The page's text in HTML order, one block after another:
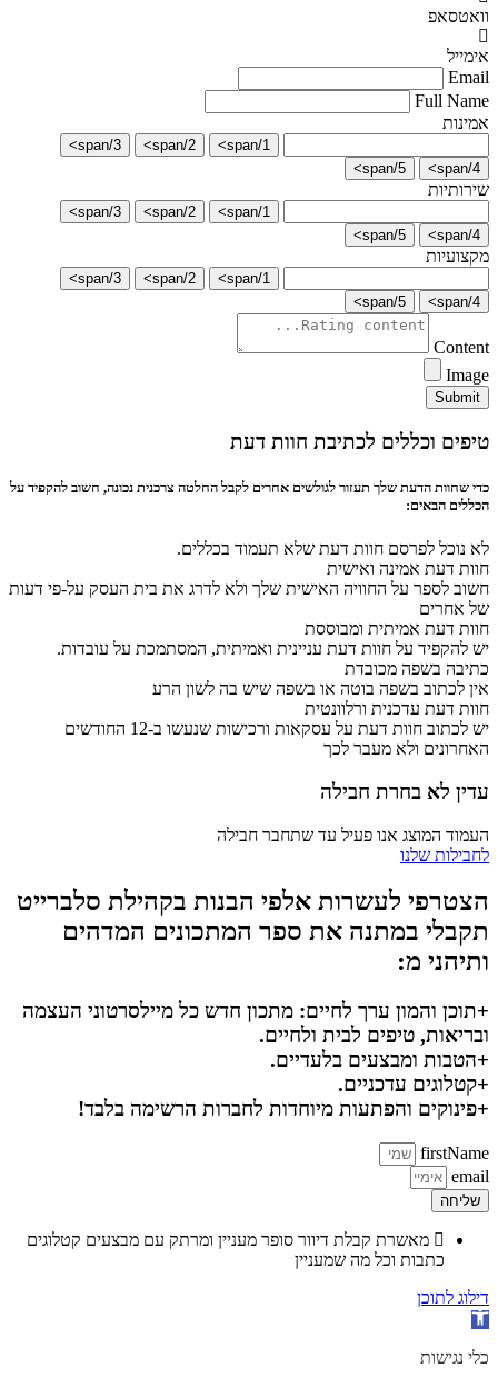
וואטסאפ
אימייל
Email
Full Name
אמינות
1/span>
2/span>
3/span>
4/span>
5/span>
שירותיות
1/span>
2/span>
3/span>
4/span>
5/span>
מקצועיות
1/span>
2/span>
3/span>
4/span>
5/span>
Content
Image
Submit
טיפים וכללים לכתיבת חוות דעת
כדי שחוות הדעת שלך תעזור לגולשים אחרים לקבל החלטה צרכנית נכונה, חשוב להקפיד על
הכללים הבאים:
לא נוכל לפרסם חוות דעת שלא תעמוד בכללים.
חוות דעת אמינה ואישית
חשוב לספר על החוויה האישית שלך ולא לדרג את בית העסק על-פי דעות
של אחרים
חוות דעת אמיתית ומבוססת
יש להקפיד על חוות דעת עניינית ואמיתית, המסתמכת על עובדות.
כתיבה בשפה מכובדת
אין לכתוב בשפה בוטה או בשפה שיש בה לשון הרע
חוות דעת עדכנית ורלוונטית
יש לכתוב חוות דעת על עסקאות ורכישות שנעשו ב-12 החודשים
האחרונים ולא מעבר לכך
עדין לא בחרת חבילה
העמוד המוצג אנו פעיל עד שתחבר חבילה
לחבילות שלנו
הצטרפי לעשרות אלפי הבנות בקהילת סלברייט
תקבלי במתנה את ספר המתכונים המדהים
ותיהני מ:
+תוכן והמון ערך לחיים: מתכון חדש כל מיילסרטוני העצמה
ובריאות, טיפים לבית ולחיים.
+הטבות ומבצעים בלעדיים.
+קטלוגים עדכניים.
+פינוקים והפתעות מיוחדות לחברות הרשימה בלבד!
firstName
email
שליחה
מאשרת קבלת דיוור סופר מעניין ומרתק עם מבצעים קטלוגים
כתבות וכל מה שמעניין
דילוג לתוכן
פתח סרגל נגישות
כלי נגישות